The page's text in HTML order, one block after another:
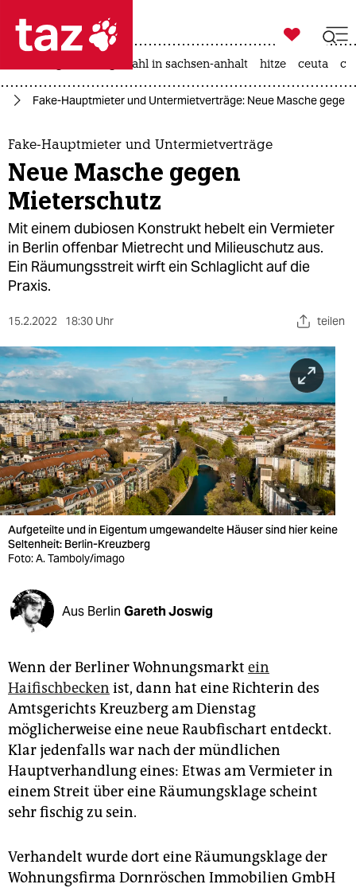
 taz zahl ich
taz zahl ich
themen
politik
öko
gesellschaft
kultur
sport
berlin
nord
wahrheit
verlag
verlag
veranstaltungen
shop
fragen & hilfe
unterstützen
genossenschaft
epaper login

taz zahl ich
landtagswahl in sachsen-anhalt hitze ceuta
Fake-Hauptmieter und Untermietverträge: Neue Masche
Fake-Hauptmieter und Untermietverträge
Neue Masche gegen
Mieterschutz
Mit einem dubiosen Konstrukt hebelt ein Vermieter
in Berlin offenbar Mietrecht und Milieuschutz aus.
Ein Räumungsstreit wirft ein Schlaglicht auf die
Praxis.
15.2.2022 18:30 Uhr teilen
Aufgeteilte und in Eigentum umgewandelte Häuser sind hier keine
Seltenheit: Berlin-Kreuzberg
Foto: A. Tamboly/imago
Aus Berlin Gareth Joswig
Wenn der Berliner Wohnungsmarkt ein
Haifischbecken ist, dann hat eine Richterin des
Amtsgerichts Kreuzberg am Dienstag
möglicherweise eine neue Raubfischart entdeckt.
Klar jedenfalls war nach der mündlichen
Hauptverhandlung eines: Etwas am Vermieter in
einem Streit über eine Räumungsklage scheint
sehr fischig zu sein.
Verhandelt wurde dort eine Räumungsklage der
Wohnungsfirma Dornröschen Immobilien GmbH